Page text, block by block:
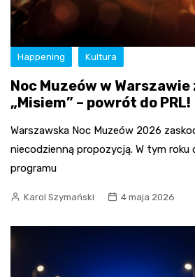
Happening Kultura
Noc Muzeów w
„Misiem” – powrót do PRL!
Warszawska Noc Muzeów 2026
niecodzienną propozycją. W tym roku
programu
Karol Szymański 4 maja 2026